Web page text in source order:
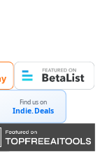
Find us on
Indie.Deals